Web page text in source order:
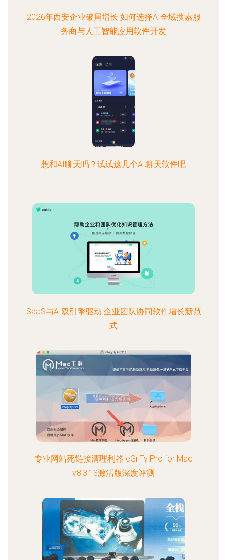
2026年西安企业破局增长 如何选择AI全域搜索服
务商与人工智能应用软件开发
想和AI聊天吗？试试这几个AI聊天软件吧
SaaS与AI双引擎驱动 企业团队协同软件增长新范
式
专业网站死链接清理利器 eGriTy Pro for Mac
v8.3.13激活版深度评测